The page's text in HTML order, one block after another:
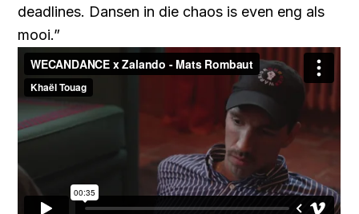
deadlines. Dansen in die chaos is even eng als
mooi.”